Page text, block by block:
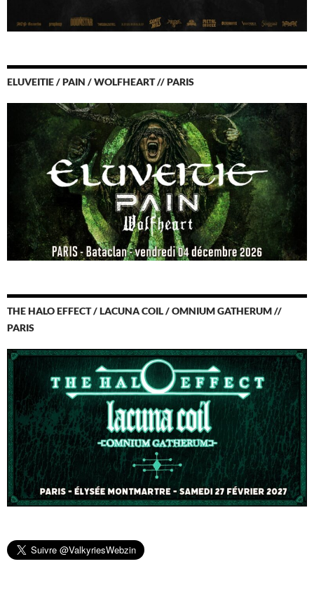
ELUVEITIE / PAIN / WOLFHEART // PARIS
THE HALO EFFECT / LACUNA COIL / OMNIUM GATHERUM //
PARIS